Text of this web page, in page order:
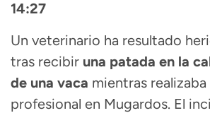
14:27
Un veterinario ha resultado
tras recibir una patada en la
de una vaca mientras
profesional en Mugardos. El